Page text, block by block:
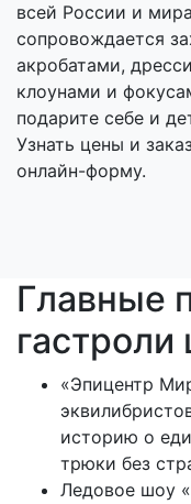
всей России и
сопровождается
акробатами,
клоунами и
подарите себе и
Узнать цены и
онлайн-форму.
Главные
гастроли
«Эпицентр
историю о
трюки без
Ледовое шоу